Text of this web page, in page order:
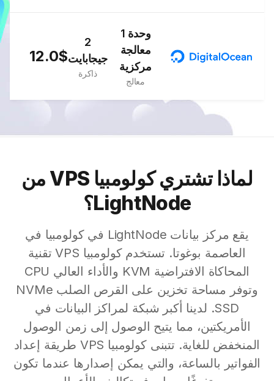
12.0$
2
جيجابايت
ذاكرة
1 وحدة
معالجة
مركزية
معالج
لماذا تشتري كولومبيا VPS من
LightNode؟
يقع مركز بيانات LightNode في كولومبيا في
العاصمة بوغوتا. تستخدم كولومبيا VPS تقنية
المحاكاة الافتراضية KVM والأداء العالي CPU
وتوفر مساحة تخزين على القرص الصلب NVMe
SSD. لدينا أكبر شبكة لمراكز البيانات في
الأمريكتين، مما يتيح الوصول إلى زمن الوصول
المنخفض للغاية. تتبنى كولومبيا VPS طريقة إعداد
الفواتير بالساعة، والتي يمكن إصدارها عندما تكون